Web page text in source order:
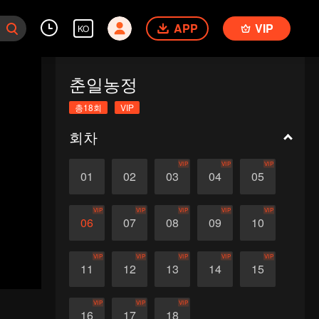
KO APP VIP
춘일농정
총18회 VIP
회차
01 02 03
VIP
04
VIP
05
VIP
06
VIP
07
VIP
08
VIP
09
VIP
10
VIP
11
VIP
12
VIP
13
VIP
14
VIP
15
VIP
16
VIP
17
VIP
18
VIP